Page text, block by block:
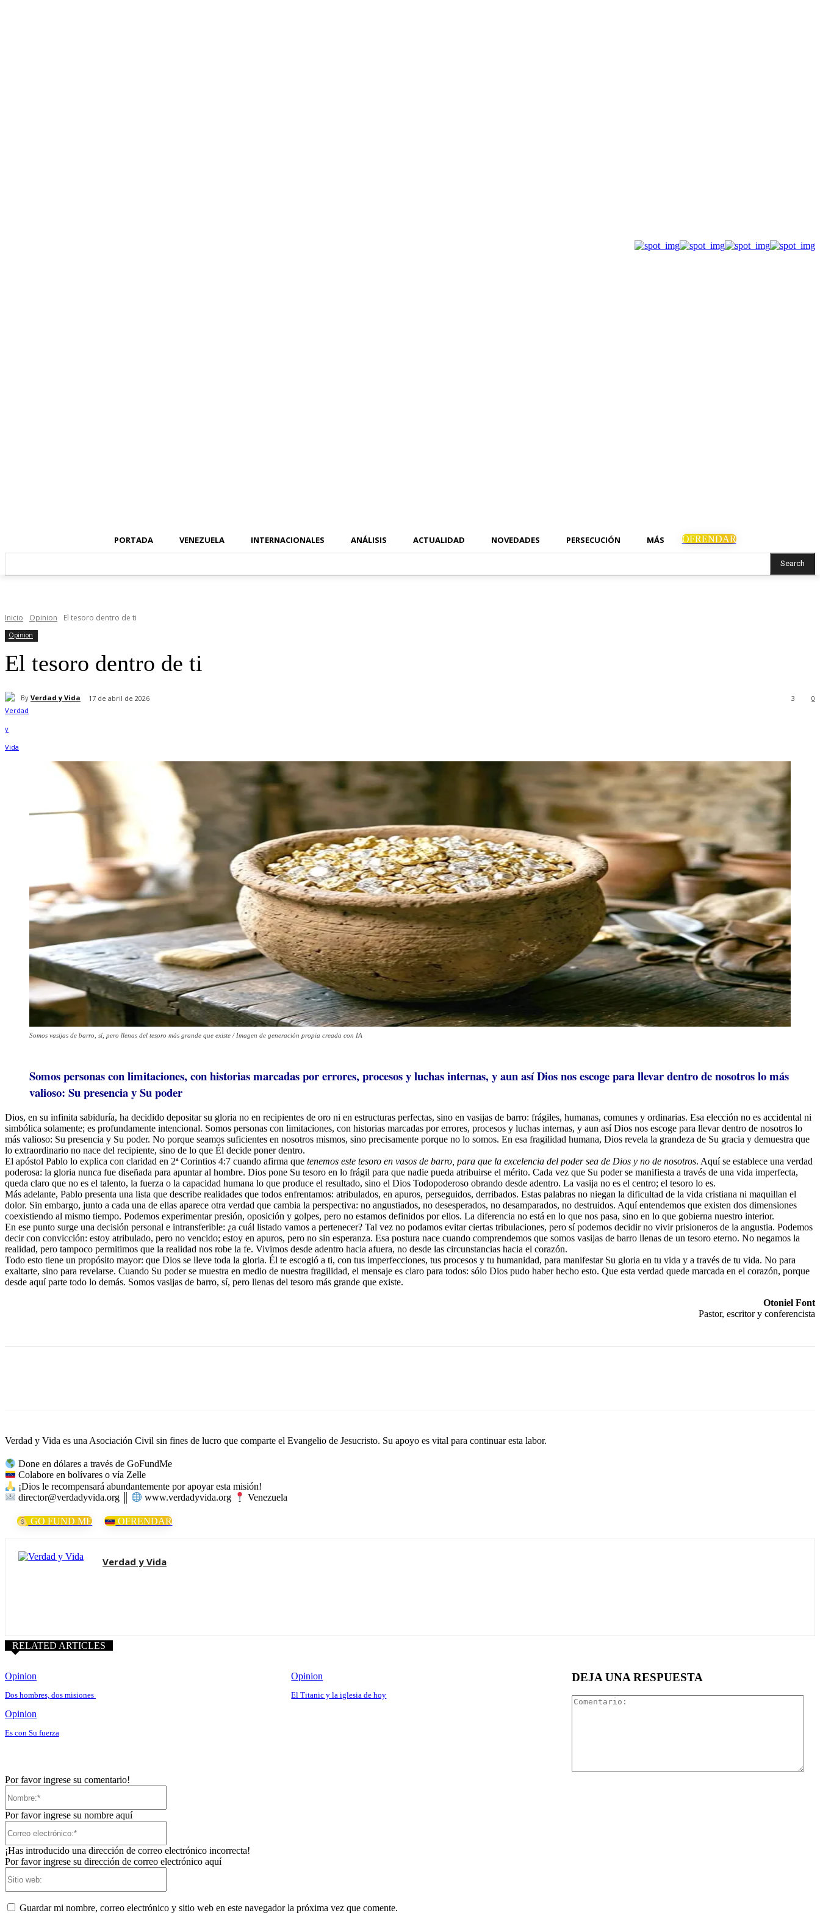
PORTADA VENEZUELA INTERNACIONALES ANÁLISIS ACTUALIDAD NOVEDADES PERSECUCIÓN MÁS OFRENDAR
Search
Inicio Opinion El tesoro dentro de ti
Opinion
El tesoro dentro de ti
By Verdad y Vida 17 de abril de 2026 0
3
Somos vasijas de barro, sí, pero llenas del tesoro más grande que existe / Imagen de generación propia creada con IA
Somos personas con limitaciones, con historias marcadas por errores, procesos y luchas internas, y aun así Dios nos escoge para llevar dentro de nosotros lo más
valioso: Su presencia y Su poder
Dios, en su infinita sabiduría, ha decidido depositar su gloria no en recipientes de oro ni en estructuras perfectas, sino en vasijas de barro: frágiles, humanas, comunes y ordinarias. Esa elección no es accidental ni
simbólica solamente; es profundamente intencional. Somos personas con limitaciones, con historias marcadas por errores, procesos y luchas internas, y aun así Dios nos escoge para llevar dentro de nosotros lo
más valioso: Su presencia y Su poder. No porque seamos suficientes en nosotros mismos, sino precisamente porque no lo somos. En esa fragilidad humana, Dios revela la grandeza de Su gracia y demuestra que
lo extraordinario no nace del recipiente, sino de lo que Él decide poner dentro.
El apóstol Pablo lo explica con claridad en 2ª Corintios 4:7 cuando afirma que tenemos este tesoro en vasos de barro, para que la excelencia del poder sea de Dios y no de nosotros. Aquí se establece una verdad
poderosa: la gloria nunca fue diseñada para apuntar al hombre. Dios pone Su tesoro en lo frágil para que nadie pueda atribuirse el mérito. Cada vez que Su poder se manifiesta a través de una vida imperfecta,
queda claro que no es el talento, la fuerza o la capacidad humana lo que produce el resultado, sino el Dios Todopoderoso obrando desde adentro. La vasija no es el centro; el tesoro lo es.
Más adelante, Pablo presenta una lista que describe realidades que todos enfrentamos: atribulados, en apuros, perseguidos, derribados. Estas palabras no niegan la dificultad de la vida cristiana ni maquillan el
dolor. Sin embargo, junto a cada una de ellas aparece otra verdad que cambia la perspectiva: no angustiados, no desesperados, no desamparados, no destruidos. Aquí entendemos que existen dos dimensiones
coexistiendo al mismo tiempo. Podemos experimentar presión, oposición y golpes, pero no estamos definidos por ellos. La diferencia no está en lo que nos pasa, sino en lo que gobierna nuestro interior.
En ese punto surge una decisión personal e intransferible: ¿a cuál listado vamos a pertenecer? Tal vez no podamos evitar ciertas tribulaciones, pero sí podemos decidir no vivir prisioneros de la angustia. Podemos
decir con convicción: estoy atribulado, pero no vencido; estoy en apuros, pero no sin esperanza. Esa postura nace cuando comprendemos que somos vasijas de barro llenas de un tesoro eterno. No negamos la
realidad, pero tampoco permitimos que la realidad nos robe la fe. Vivimos desde adentro hacia afuera, no desde las circunstancias hacia el corazón.
Todo esto tiene un propósito mayor: que Dios se lleve toda la gloria. Él te escogió a ti, con tus imperfecciones, tus procesos y tu humanidad, para manifestar Su gloria en tu vida y a través de tu vida. No para
exaltarte, sino para revelarse. Cuando Su poder se muestra en medio de nuestra fragilidad, el mensaje es claro para todos: sólo Dios pudo haber hecho esto. Que esta verdad quede marcada en el corazón, porque
desde aquí parte todo lo demás. Somos vasijas de barro, sí, pero llenas del tesoro más grande que existe.
Otoniel Font
Pastor, escritor y conferencista
Verdad y Vida es una Asociación Civil sin fines de lucro que comparte el Evangelio de Jesucristo. Su apoyo es vital para continuar esta labor.
Done en dólares a través de GoFundMe
Colabore en bolívares o vía Zelle
¡Dios le recompensará abundantemente por apoyar esta misión!
director@verdadyvida.org ║
www.verdadyvida.org Venezuela
GO FUND ME OFRENDAR
Verdad y Vida
RELATED ARTICLES
Opinion
Dos hombres, dos misiones
Opinion
El Titanic y la iglesia de hoy
Opinion
Es con Su fuerza
DEJA UNA RESPUESTA
Por favor ingrese su comentario!
Por favor ingrese su nombre aquí
¡Has introducido una dirección de correo electrónico incorrecta!
Por favor ingrese su dirección de correo electrónico aquí
Guardar mi nombre, correo electrónico y sitio web en este navegador la próxima vez que comente.